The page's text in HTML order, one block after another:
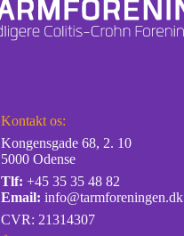
Kontakt os:
Kongensgade 68, 2. 10
5000 Odense
Tlf: +45 35 35 48 82
Email: info@tarmforeningen.dk
CVR: 21314307